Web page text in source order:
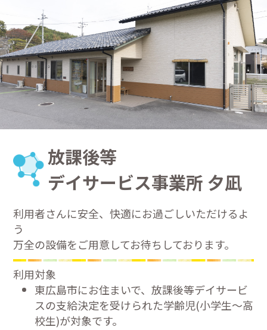
放課後等
デイサービス事業所 夕凪
利用者さんに安全、快適にお過ごしいただけるよ
う
万全の設備をご用意してお待ちしております。
利用対象
東広島市にお住まいで、放課後等デイサービ
スの支給決定を受けられた学齢児(小学生～高
校生)が対象です。